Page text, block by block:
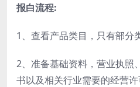
报白流程:
1、查看产品类目，只有部分
2、准备基础资料，营业执照
书以及相关行业需要的经营